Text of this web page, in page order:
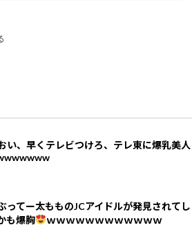
い、早くテレビつけろ、テレ東に爆乳美人
ってー太もものJCアイドルが発見されてし
も爆胸
ｗｗｗｗｗｗｗｗｗｗｗｗ